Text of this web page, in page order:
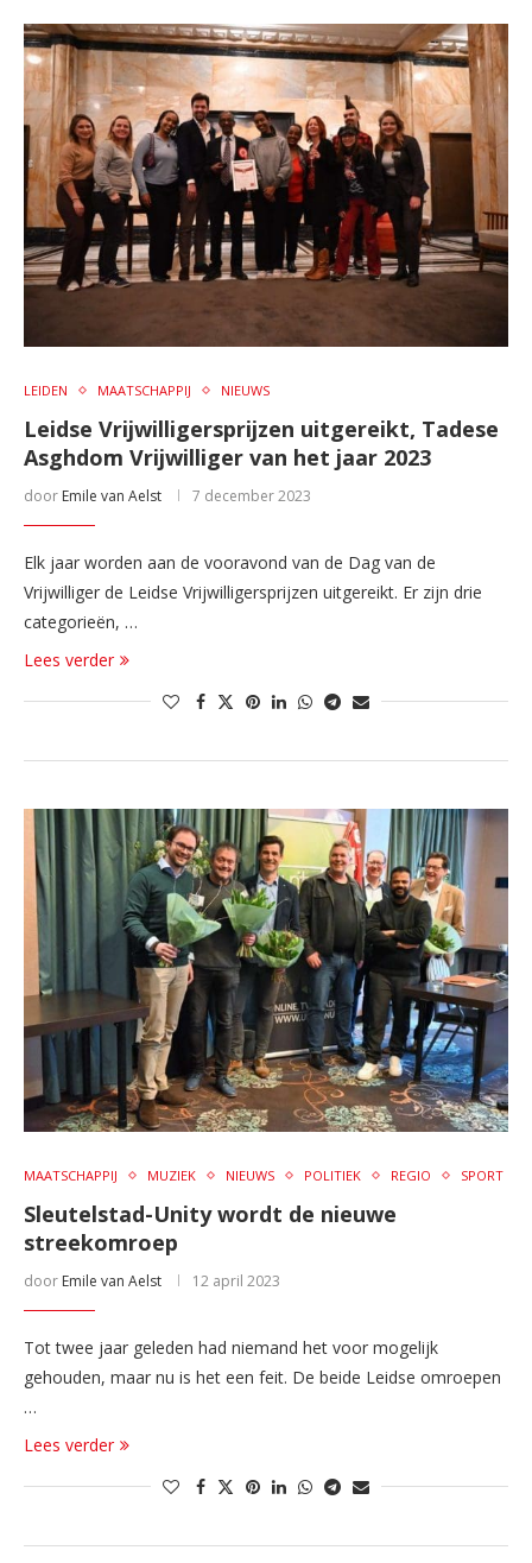
LEIDEN MAATSCHAPPIJ NIEUWS
Leidse Vrijwilligersprijzen uitgereikt, Tadese
Asghdom Vrijwilliger van het jaar 2023
door Emile van Aelst 7 december 2023
Elk jaar worden aan de vooravond van de Dag van de
Vrijwilliger de Leidse Vrijwilligersprijzen uitgereikt. Er zijn drie
categorieën, …
Lees verder
MAATSCHAPPIJ MUZIEK NIEUWS POLITIEK REGIO SPORT
Sleutelstad-Unity wordt de nieuwe
streekomroep
door Emile van Aelst 12 april 2023
Tot twee jaar geleden had niemand het voor mogelijk
gehouden, maar nu is het een feit. De beide Leidse omroepen
…
Lees verder